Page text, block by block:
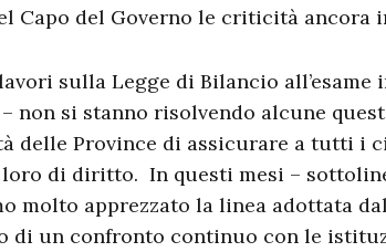
Capo del Governo le criticità ancora
sulla Legge di Bilancio all’esame
non si stanno risolvendo alcune
delle Province di assicurare a tutti i
loro di diritto. In questi mesi –
molto apprezzato la linea adottata dal
di un confronto continuo con le